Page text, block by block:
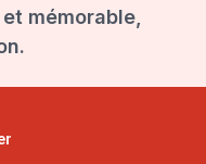
mémorable,